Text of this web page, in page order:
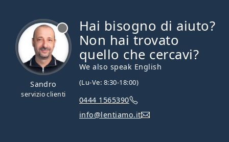
Sandro
servizio clienti
Hai bisogno di aiuto?
Non hai trovato
quello che cercavi?
We also speak English
(Lu-Ve: 8:30-18:00)
0444 1565390
info@lentiamo.it